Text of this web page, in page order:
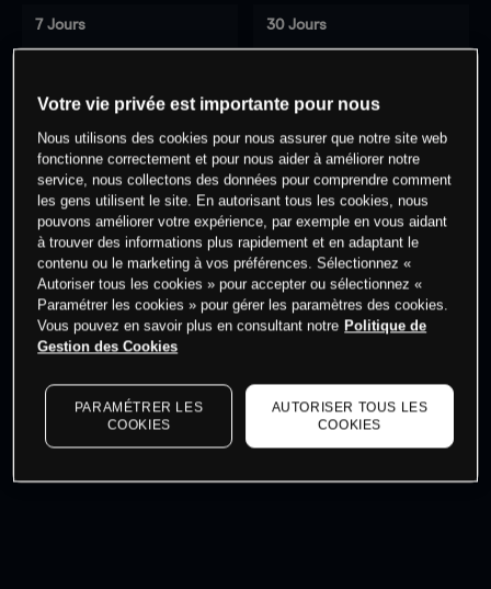
7 Jours
-
30 Jours
-
0% des clients ont une position àsur
cet actif
Commencez à trader
Connectez-vous
dernières données du marché.Log into see latest
market data
Votre vie privée est importante pour nous
Nous utilisons des cookies pour nous assurer que notre site web
fonctionne correctement et pour nous aider à améliorer notre
service, nous collectons des données pour comprendre comment
les gens utilisent le site. En autorisant tous les cookies, nous
pouvons améliorer votre expérience, par exemple en vous aidant
à trouver des informations plus rapidement et en adaptant le
contenu ou le marketing à vos préférences. Sélectionnez «
Autoriser tous les cookies » pour accepter ou sélectionnez «
Paramétrer les cookies » pour gérer les paramètres des cookies.
Vous pouvez en savoir plus en consultant notre Politique de
Gestion des Cookies
PARAMÉTRER LES
COOKIES
AUTORISER TOUS LES
COOKIES